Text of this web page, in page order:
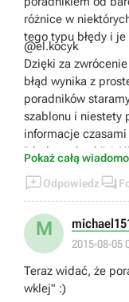
obrażeń. Dużo
się wtedy nastawić,
obrażeń, a na
wspomniałem
ogólnikach. W
różnice w zasięgu
pocisk. Bardziej
próby dojdą co na
- Przechodząc do
utrzymać, że jest
sobie, ale w
mobilność,
najważniejsze, ich
się osoby, którym
ale z
słaby okręt.
- Do poradnika nie
różnice w
tego typu błędy i
@el.kocyk
Dzięki za
błąd wynika z
poradników
szablonu i niestety
informacje
"drobnostkach" ;)
metodą "kopiuj-
Pokaż całą
Odpowiedz 
M
2015-08-05
Teraz widać, że
wklej" :)